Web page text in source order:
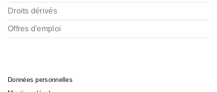
Droits dérivés
Offres d'emploi
Données personnelles